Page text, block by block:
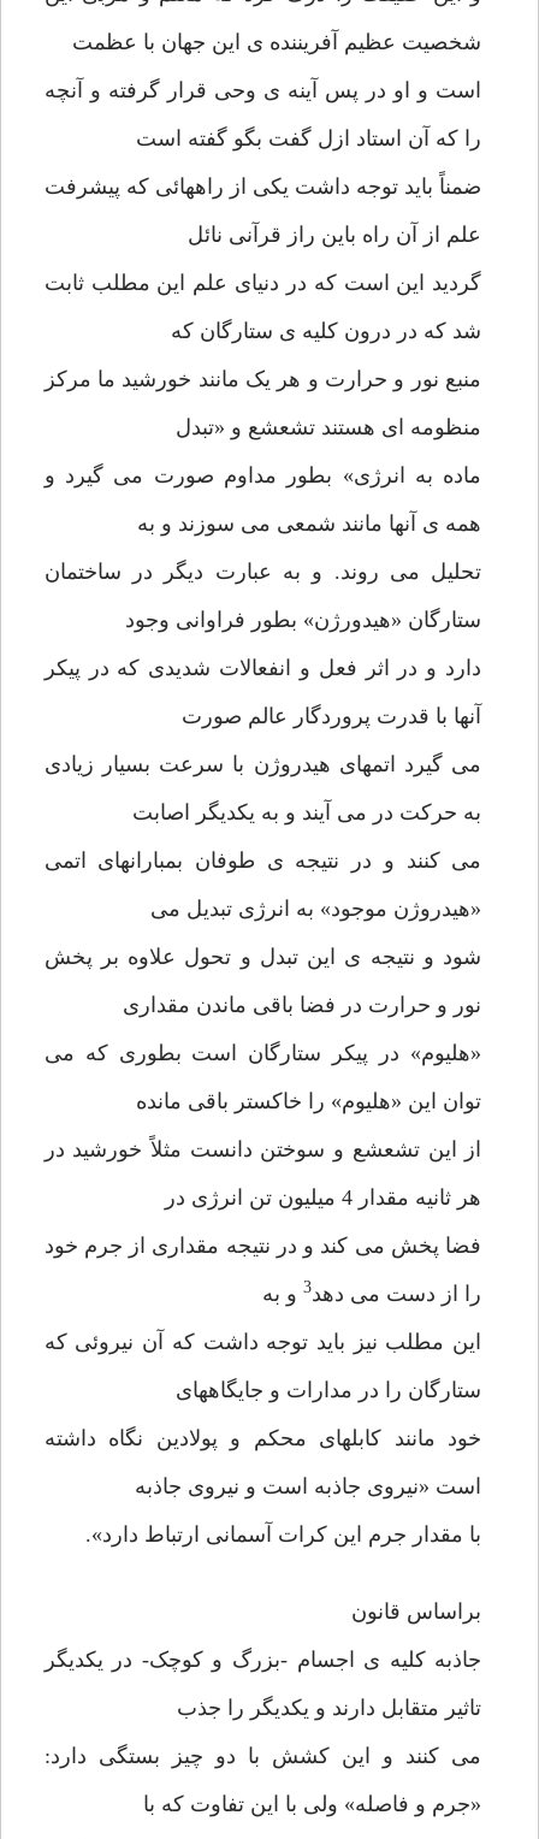
شخصیت عظیم آفریننده ی این جهان با عظمت
است و او در پس آینه ی وحی قرار گرفته و آنچه
را که آن استاد ازل گفت بگو گفته است
ضمناً باید توجه داشت یکی از راههائی که پیشرفت
علم از آن راه باین راز قرآنی نائل
گردید این است که در دنیای علم این مطلب ثابت
شد که در درون کلیه ی ستارگان که
منبع نور و حرارت و هر یک مانند خورشید ما مرکز
منظومه ای هستند تشعشع و «تبدل
ماده به انرژی» بطور مداوم صورت می گیرد و
همه ی آنها مانند شمعی می سوزند و به
تحلیل می روند. و به عبارت دیگر در ساختمان
ستارگان «هیدورژن» بطور فراوانی وجود
دارد و در اثر فعل و انفعالات شدیدی که در پیکر
آنها با قدرت پروردگار عالم صورت
می گیرد اتمهای هیدروژن با سرعت بسیار زیادی
به حرکت در می آیند و به یکدیگر اصابت
می کنند و در نتیجه ی طوفان بمبارانهای اتمی
«هیدروژن موجود» به انرژی تبدیل می
شود و نتیجه ی این تبدل و تحول علاوه بر پخش
نور و حرارت در فضا باقی ماندن مقداری
«هلیوم» در پیکر ستارگان است بطوری که می
توان این «هلیوم» را خاکستر باقی مانده
از این تشعشع و سوختن دانست مثلاً خورشید در
هر ثانیه مقدار 4 میلیون تن انرژی در
فضا پخش می کند و در نتیجه مقداری از جرم خود
را از دست می دهد3و به
این مطلب نیز باید توجه داشت که آن نیروئی که
ستارگان را در مدارات و جایگاههای
خود مانند کابلهای محکم و پولادین نگاه داشته
است «نیروی جاذبه است و نیروی جاذبه
با مقدار جرم این کرات آسمانی ارتباط دارد».
براساس قانون
جاذبه کلیه ی اجسام -بزرگ و کوچک- در یکدیگر
تاثیر متقابل دارند و یکدیگر را جذب
می کنند و این کشش با دو چیز بستگی دارد:
«جرم و فاصله» ولی با این تفاوت که با